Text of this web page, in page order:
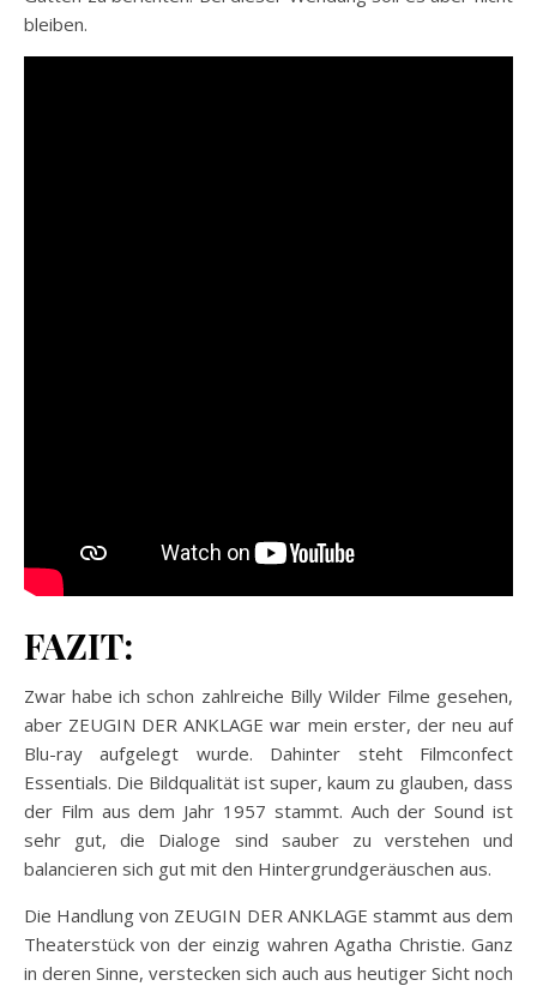
bleiben.
FAZIT:
Zwar habe ich schon zahlreiche Billy Wilder Filme gesehen,
aber ZEUGIN DER ANKLAGE war mein erster, der neu auf
Blu-ray aufgelegt wurde. Dahinter steht Filmconfect
Essentials. Die Bildqualität ist super, kaum zu glauben, dass
der Film aus dem Jahr 1957 stammt. Auch der Sound ist
sehr gut, die Dialoge sind sauber zu verstehen und
balancieren sich gut mit den Hintergrundgeräuschen aus.
Die Handlung von ZEUGIN DER ANKLAGE stammt aus dem
Theaterstück von der einzig wahren Agatha Christie. Ganz
in deren Sinne, verstecken sich auch aus heutiger Sicht noch